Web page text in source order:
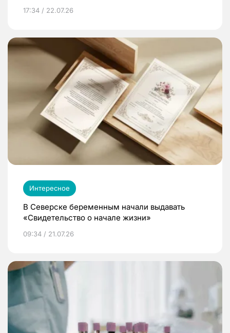
17:34 / 22.07.26
Интересное
В Северске беременным начали выдавать
«Свидетельство о начале жизни»
09:34 / 21.07.26